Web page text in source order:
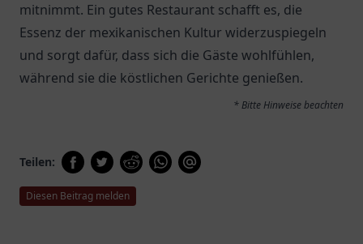
mitnimmt. Ein gutes Restaurant schafft es, die
Essenz der mexikanischen Kultur widerzuspiegeln
und sorgt dafür, dass sich die Gäste wohlfühlen,
während sie die köstlichen Gerichte genießen.
* Bitte Hinweise beachten
Teilen:
Diesen Beitrag melden